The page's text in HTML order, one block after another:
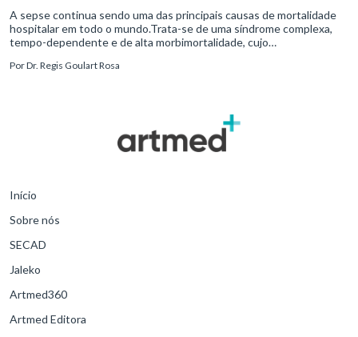
A sepse continua sendo uma das principais causas de mortalidade
hospitalar em todo o mundo.Trata-se de uma síndrome complexa,
tempo-dependente e de alta morbimortalidade, cujo
para o desfe
PorDr. Regis Goulart Rosa
Início
Sobre nós
SECAD
Jaleko
Artmed360
Artmed Editora